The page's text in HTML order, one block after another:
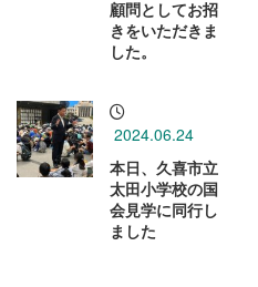
顧問としてお招
きをいただきま
した。
2024.06.24
本日、久喜市立
太田小学校の国
会見学に同行し
ました